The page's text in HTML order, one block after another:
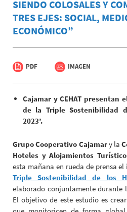
SIENDO COLOSALES Y
TRES EJES: SOCIAL,
ECONÓMICO”
PDF IMAGEN
Cajamar y CEHAT presentan
de la Triple Sostenibilidad
2023’.
Grupo Cooperativo Cajamary la
Hoteles y Alojamientos
esta mañana en rueda de prensa
Triple Sostenibilidad de los
elaborado conjuntamente durante
El objetivo de este estudio es